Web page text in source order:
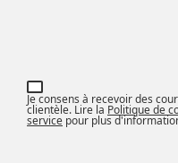
Je consens à recevoir des
clientèle. Lire la Politique de
service pour plus